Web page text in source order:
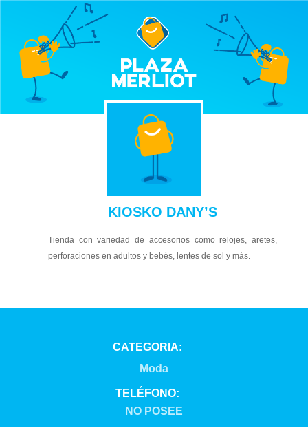
KIOSKO DANY’S
Tienda con variedad de accesorios como relojes, aretes,
perforaciones en adultos y bebés, lentes de sol y más.
CATEGORIA:
Moda
TELÉFONO:
NO POSEE